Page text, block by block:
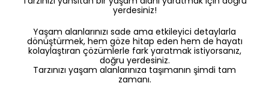
yerdesiniz!
Yaşam alanlarınızı sade ama etkileyici detaylarla
dönüştürmek, hem göze hitap eden hem de hayatı
kolaylaştıran çözümlerle fark yaratmak istiyorsanız,
doğru yerdesiniz.
Tarzınızı yaşam alanlarınıza taşımanın şimdi tam
zamanı.